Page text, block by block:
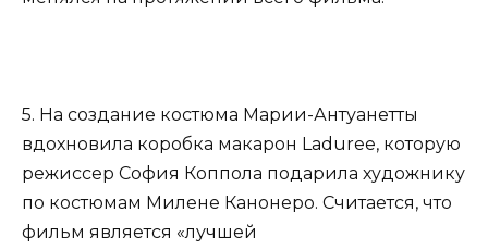
5. На создание костюма Марии-Антуанетты
вдохновила коробка макарон Laduree, которую
режиссер София Коппола подарила художнику
по костюмам Милене Канонеро. Считается, что
фильм является «лучшей